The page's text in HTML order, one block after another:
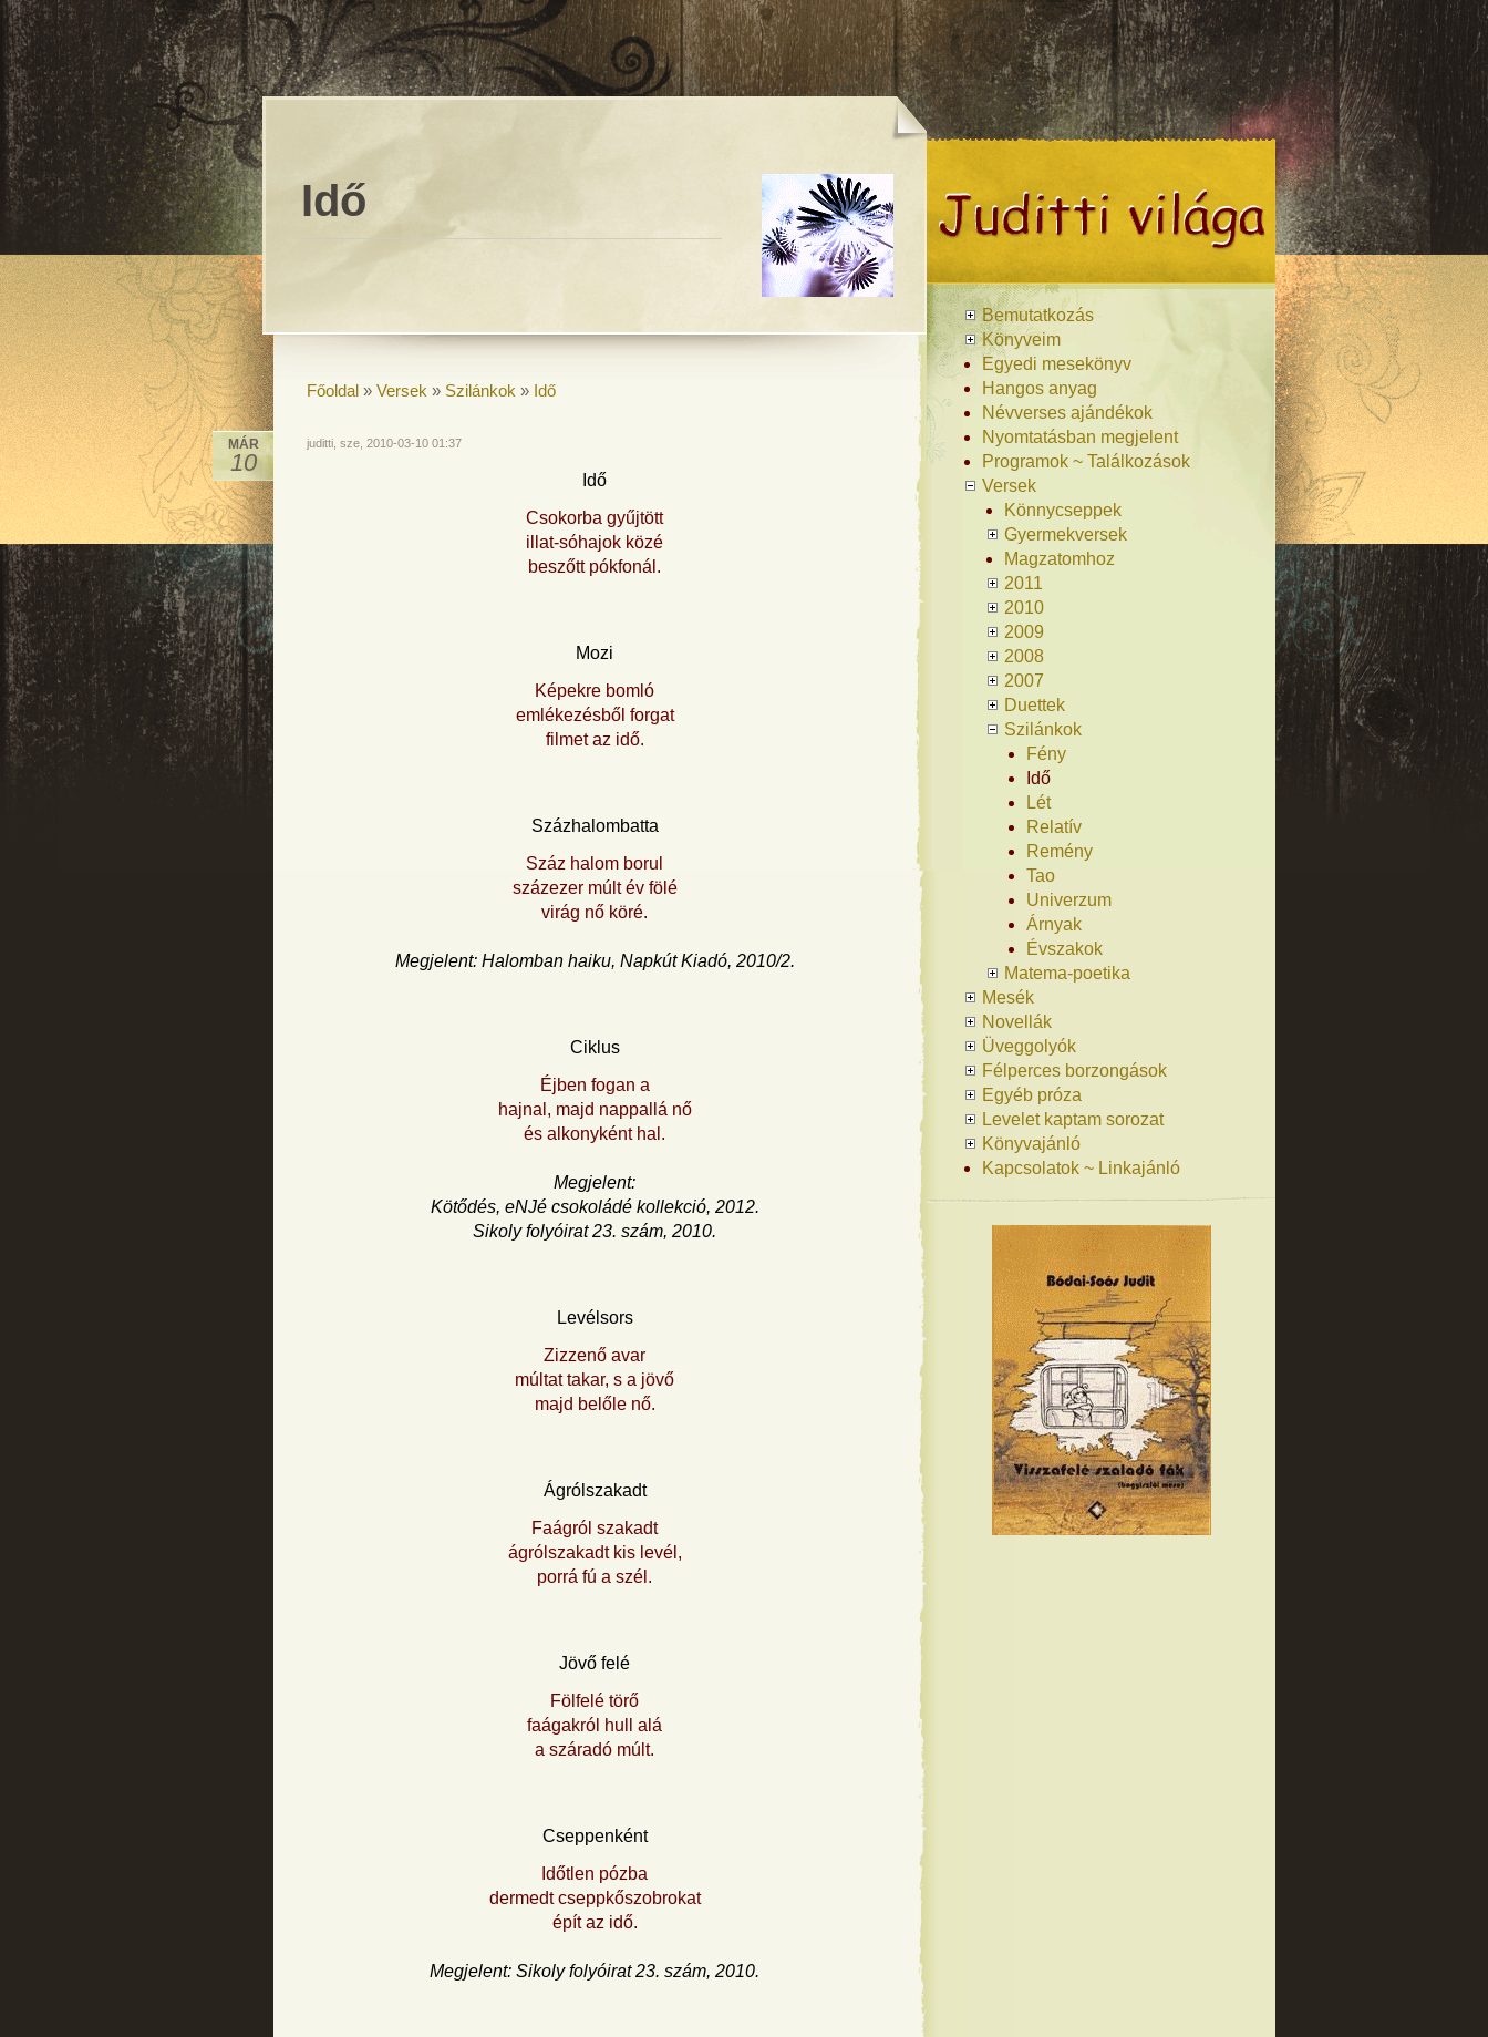
Idő
Főoldal » Versek » Szilánkok » Idő
MÁR
10
juditti, sze, 2010-03-10 01:37
Idő
Csokorba gyűjtött
illat-sóhajok közé
beszőtt pókfonál.
Mozi
Képekre bomló
emlékezésből forgat
filmet az idő.
Százhalombatta
Száz halom borul
százezer múlt év fölé
virág nő köré.
Megjelent: Halomban haiku, Napkút Kiadó, 2010/2.
Ciklus
Éjben fogan a
hajnal, majd nappallá nő
és alkonyként hal.
Megjelent:
Kötődés, eNJé csokoládé kollekció, 2012.
Sikoly folyóirat 23. szám, 2010.
Levélsors
Zizzenő avar
múltat takar, s a jövő
majd belőle nő.
Ágrólszakadt
Faágról szakadt
ágrólszakadt kis levél,
porrá fú a szél.
Jövő felé
Fölfelé törő
faágakról hull alá
a száradó múlt.
Cseppenként
Időtlen pózba
dermedt cseppkőszobrokat
épít az idő.
Megjelent: Sikoly folyóirat 23. szám, 2010.
Bemutatkozás
Könyveim
Egyedi mesekönyv
Hangos anyag
Névverses ajándékok
Nyomtatásban megjelent
Programok ~ Találkozások
Versek
Könnycseppek
Gyermekversek
Magzatomhoz
2011
2010
2009
2008
2007
Duettek
Szilánkok
Fény
Idő
Lét
Relatív
Remény
Tao
Univerzum
Árnyak
Évszakok
Matema-poetika
Mesék
Novellák
Üveggolyók
Félperces borzongások
Egyéb próza
Levelet kaptam sorozat
Könyvajánló
Kapcsolatok ~ Linkajánló